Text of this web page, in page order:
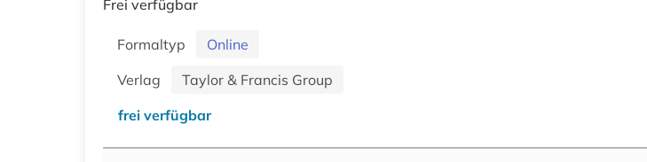
Frei verfügbar
Formaltyp
Online
Verlag
Taylor & Francis Group
frei verfügbar